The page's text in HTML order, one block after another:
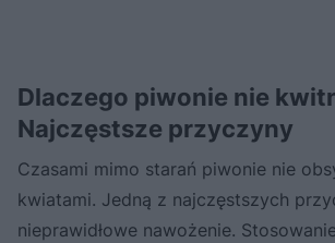
Dlaczego piwonie nie
Najczęstsze przyczyny
Czasami mimo starań piwonie nie
kwiatami. Jedną z najczęstszych
nieprawidłowe nawożenie.